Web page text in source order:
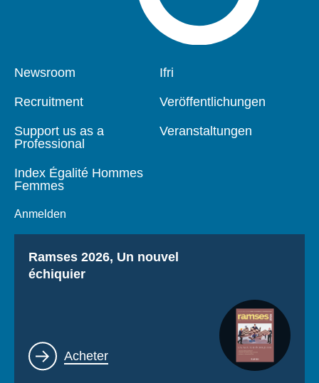
Pied
page
Newsroom
Recruitment
Support us as a
Professional
Index Égalité Hommes
Femmes
Anmelden
Navigation
Ifri
Veröffentlichungen
Veranstaltungen
Titre
Ramses 2026, Un nouvel
échiquier
Lien
Acheter